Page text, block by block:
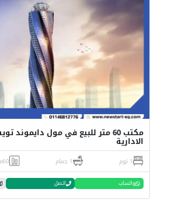
مكتب 60 متر للبيع في مول دايموند
الادارية
1 نوم 1 حمام 60م
واتساب اتصل